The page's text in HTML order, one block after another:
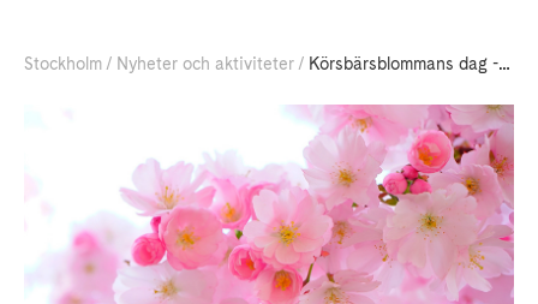
Stockholm Nyheter och aktiviteter Körsbärsblommans dag - 26 april